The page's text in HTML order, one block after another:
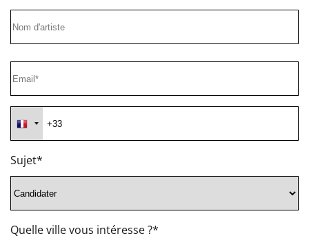
Sujet*
Quelle ville vous intéresse ?*